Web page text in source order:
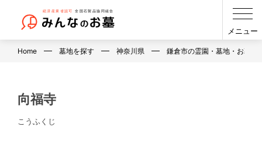
メニュー
Home 墓地を探す 神奈川県 鎌倉市の霊園・墓地・お墓
向福寺
こうふくじ